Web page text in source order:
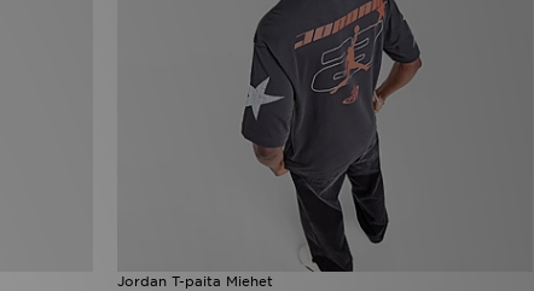
Jordan T-paita Miehet